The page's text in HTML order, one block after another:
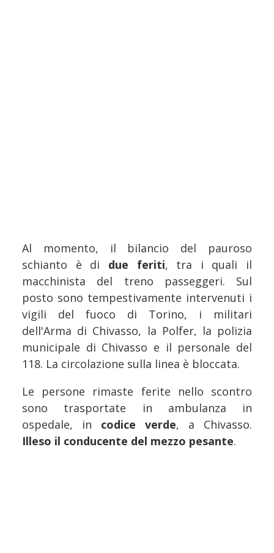
Al momento, il bilancio del pauroso
schianto è di due feriti, tra i quali il
macchinista del treno passeggeri. Sul
posto sono tempestivamente intervenuti i
vigili del fuoco di Torino, i militari
dell'Arma di Chivasso, la Polfer, la polizia
municipale di Chivasso e il personale del
118. La circolazione sulla linea è bloccata.
Le persone rimaste ferite nello scontro
sono trasportate in ambulanza in
ospedale, in codice verde, a Chivasso.
Illeso il conducente del mezzo pesante.